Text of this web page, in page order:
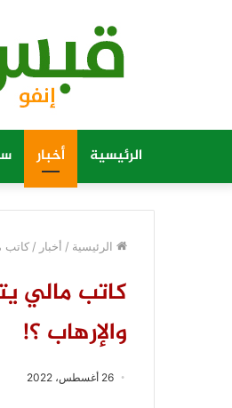
الرئيسية أخبار
الرئيسية / أخبار / كاتب
كاتب مالي
والإرهاب ؟!
26 أغسطس، 2022